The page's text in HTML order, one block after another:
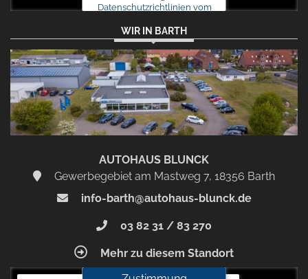
Datenschutzrichtlinien vom
erforderlich.
Zustimmen
und
aktivieren
WIR IN BARTH
AUTOHAUS BLUNCK
Gewerbegebiet am Mastweg 7, 18356 Barth
info-barth@autohaus-blunck.de
03 82 31 / 83 270
Mehr zu diesem Standort